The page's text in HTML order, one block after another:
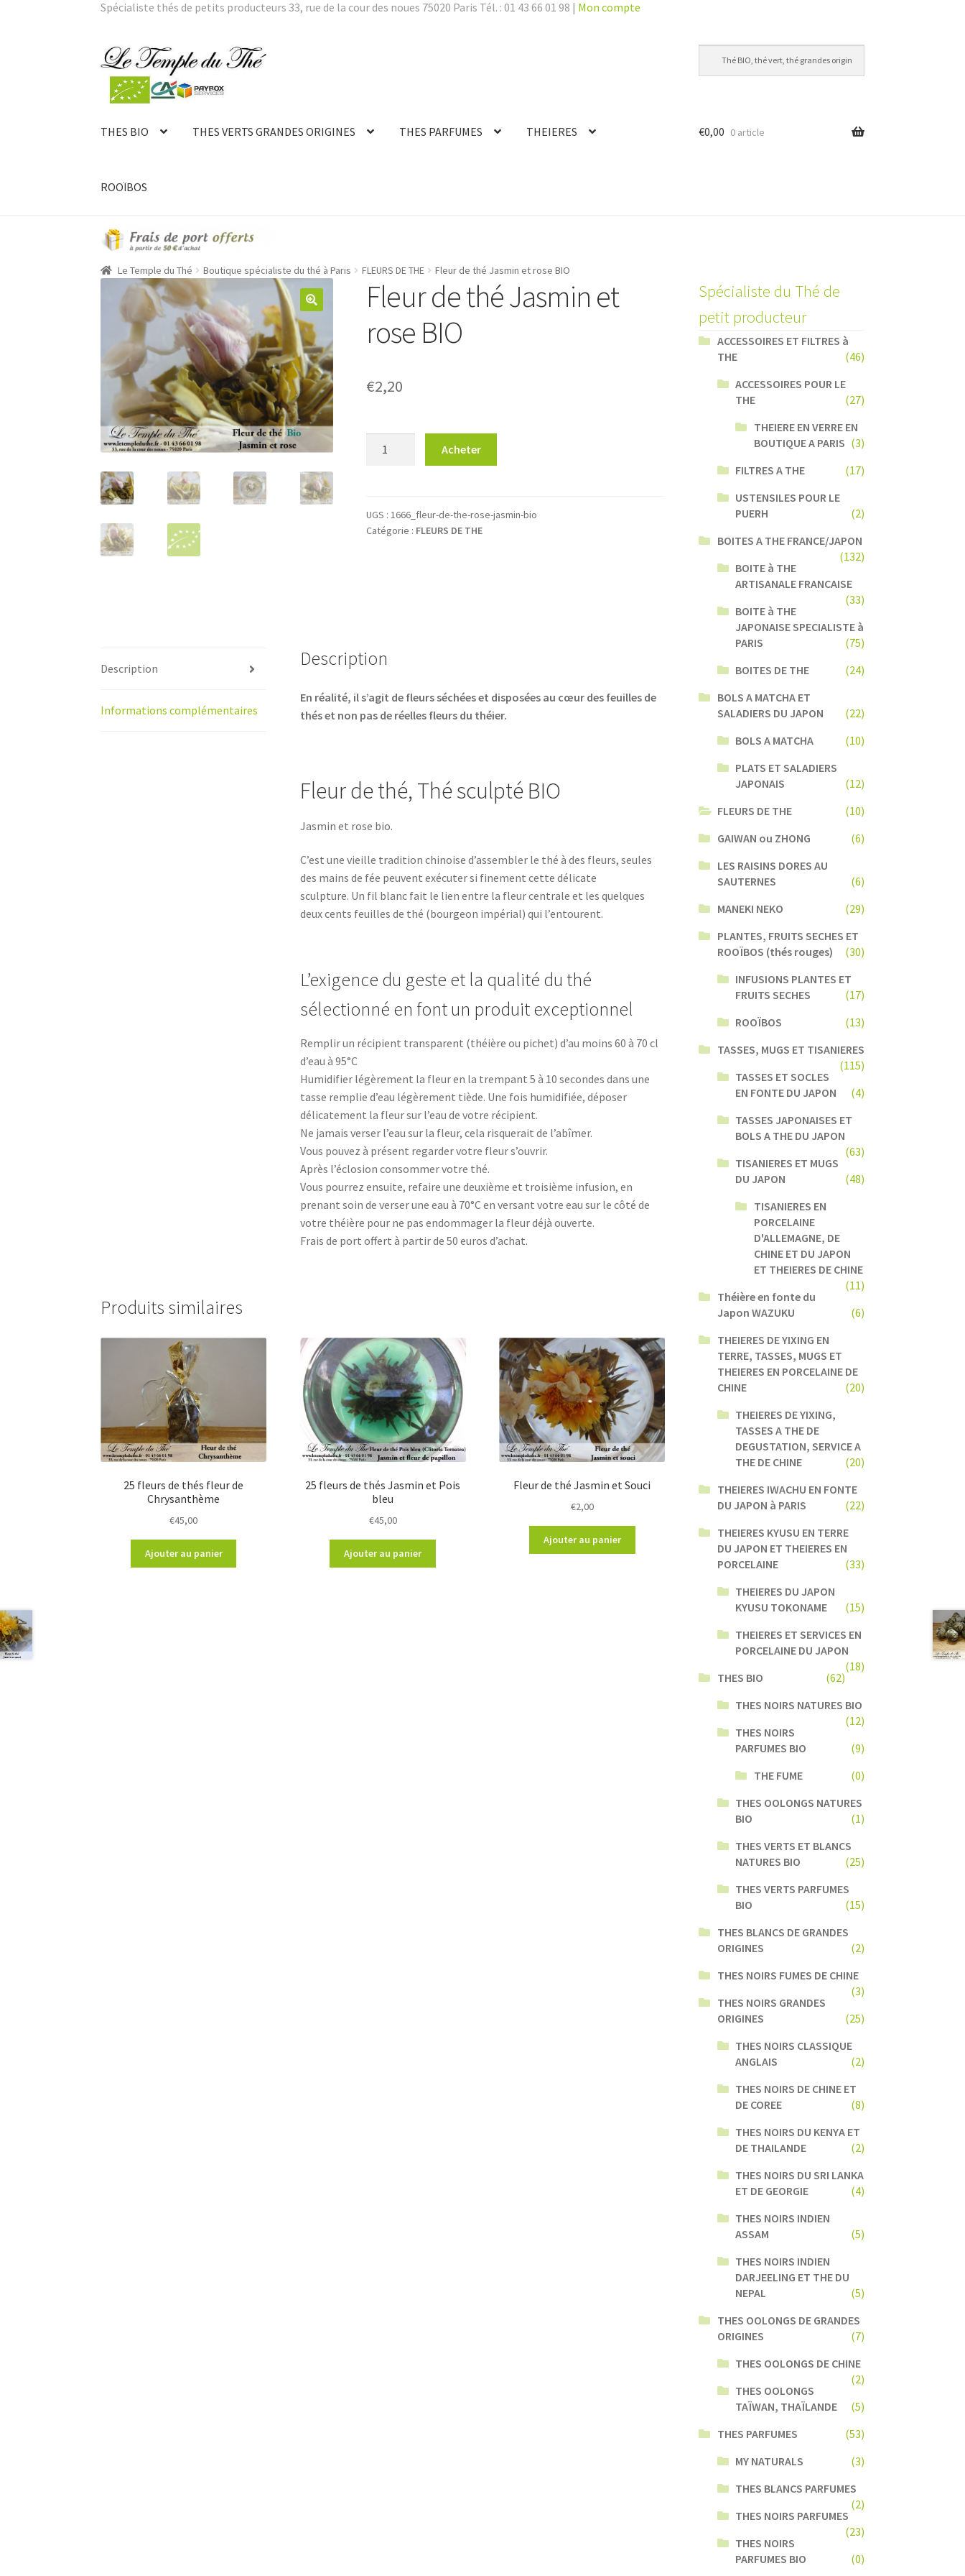
Spécialiste thés de petits producteurs 33, rue de la cour des noues 75020 Paris Tél. : 01 43 66 01 98 | Mon compte
Aller
à
navigation
Aller
au
contenu
THES BIO THES VERTS GRANDES ORIGINES THES PARFUMES THEIERES
ROOÏBOS
€0,00 0 article
Le Temple du Thé Boutique spécialiste du thé à Paris FLEURS DE THE Fleur de thé Jasmin et rose BIO
Fleur de thé Jasmin et
rose BIO
€2,20
thé
Jasmin
Acheter
UGS :1666_fleur-de-the-rose-jasmin-bio
Catégorie : FLEURS DE THE
Description
Informations complémentaires
Description
En réalité, il s’agit de fleurs séchées et disposées au cœur des feuilles de
thés et non pas de réelles fleurs du théier.
Fleur de thé, Thé sculpté BIO
Jasmin et rose bio.
C’est une vieille tradition chinoise d’assembler le thé à des fleurs, seules
des mains de fée peuvent exécuter si finement cette délicate
sculpture. Un fil blanc fait le lien entre la fleur centrale et les quelques
deux cents feuilles de thé (bourgeon impérial) qui l’entourent.
L’exigence du geste et la qualité du thé
sélectionné en font un produit exceptionnel
Remplir un récipient transparent (théière ou pichet) d’au moins 60 à 70 cl
d’eau à 95°C
Humidifier légèrement la fleur en la trempant 5 à 10 secondes dans une
tasse remplie d’eau légèrement tiède. Une fois humidifiée, déposer
délicatement la fleur sur l’eau de votre récipient.
Ne jamais verser l’eau sur la fleur, cela risquerait de l’abîmer.
Vous pouvez à présent regarder votre fleur s’ouvrir.
Après l’éclosion consommer votre thé.
Vous pourrez ensuite, refaire une deuxième et troisième infusion, en
prenant soin de verser une eau à 70°C en versant votre eau sur le côté de
votre théière pour ne pas endommager la fleur déjà ouverte.
Frais de port offert à partir de 50 euros d’achat.
Produits similaires
25 fleurs de thés fleur de
Chrysanthème
€45,00
Ajouter au panier
25 fleurs de thés Jasmin et Pois
bleu
€45,00
Ajouter au panier
Fleur de thé Jasmin et Souci
€2,00
Ajouter au panier
Spécialiste du Thé de
petit producteur
ACCESSOIRES ET FILTRES à
THE
(46)
ACCESSOIRES POUR LE
THE
(27)
THEIERE EN VERRE EN
BOUTIQUE A PARIS (3)
FILTRES A THE
(17)
USTENSILES POUR LE
PUERH
(2)
BOITES A THE FRANCE/JAPON
(132)
BOITE à THE
ARTISANALE FRANCAISE
(33)
BOITE à THE
JAPONAISE SPECIALISTE à
PARIS
(75)
BOITES DE THE
(24)
BOLS A MATCHA ET
SALADIERS DU JAPON
(22)
BOLS A MATCHA
(10)
PLATS ET SALADIERS
JAPONAIS
(12)
FLEURS DE THE
(10)
GAIWAN ou ZHONG
(6)
LES RAISINS DORES AU
SAUTERNES
(6)
MANEKI NEKO
(29)
PLANTES, FRUITS SECHES ET
ROOÏBOS (thés rouges)
(30)
INFUSIONS PLANTES ET
FRUITS SECHES
(17)
ROOÏBOS
(13)
TASSES, MUGS ET TISANIERES
(115)
TASSES ET SOCLES
EN FONTE DU JAPON
(4)
TASSES JAPONAISES ET
BOLS A THE DU JAPON
(63)
TISANIERES ET MUGS
DU JAPON
(48)
TISANIERES EN
PORCELAINE
D'ALLEMAGNE, DE
CHINE ET DU JAPON
ET THEIERES DE CHINE
(11)
Théière en fonte du
Japon WAZUKU
(6)
THEIERES DE YIXING EN
TERRE, TASSES, MUGS ET
THEIERES EN PORCELAINE DE
CHINE
(20)
THEIERES DE YIXING,
TASSES A THE DE
DEGUSTATION, SERVICE A
THE DE CHINE
(20)
THEIERES IWACHU EN FONTE
DU JAPON à PARIS
(22)
THEIERES KYUSU EN TERRE
DU JAPON ET THEIERES EN
PORCELAINE
(33)
THEIERES DU JAPON
KYUSU TOKONAME
(15)
THEIERES ET SERVICES EN
PORCELAINE DU JAPON
(18)
THES BIO
(62)
THES NOIRS NATURES BIO
(12)
THES NOIRS
PARFUMES BIO
(9)
THE FUME
(0)
THES OOLONGS NATURES
BIO
(1)
THES VERTS ET BLANCS
NATURES BIO
(25)
THES VERTS PARFUMES
BIO
(15)
THES BLANCS DE GRANDES
ORIGINES
(2)
THES NOIRS FUMES DE CHINE
(3)
THES NOIRS GRANDES
ORIGINES
(25)
THES NOIRS CLASSIQUE
ANGLAIS
(2)
THES NOIRS DE CHINE ET
DE COREE
(8)
THES NOIRS DU KENYA ET
DE THAILANDE
(2)
THES NOIRS DU SRI LANKA
ET DE GEORGIE
(4)
THES NOIRS INDIEN
ASSAM
(5)
THES NOIRS INDIEN
DARJEELING ET THE DU
NEPAL
(5)
THES OOLONGS DE GRANDES
ORIGINES
(7)
THES OOLONGS DE CHINE
(2)
THES OOLONGS
TAÏWAN, THAÏLANDE
(5)
THES PARFUMES
(53)
MY NATURALS
(3)
THES BLANCS PARFUMES
(2)
THES NOIRS PARFUMES
(23)
THES NOIRS
PARFUMES BIO
(0)